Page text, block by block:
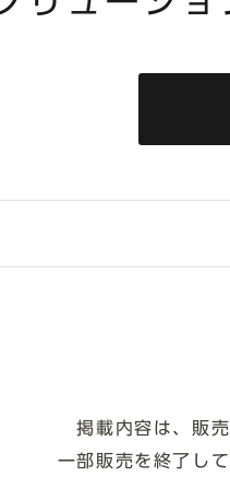
掲載内容は、販
一部販売を終了し